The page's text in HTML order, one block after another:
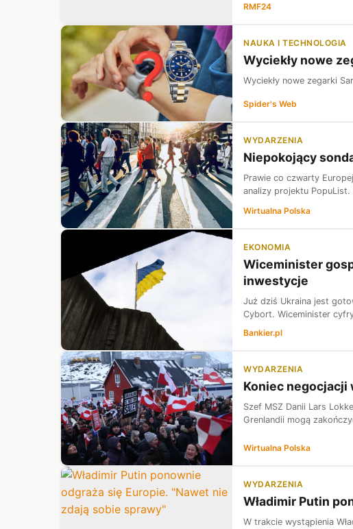
RMF24
NAUKA I TECHNOLOGIA
Wyciekły nowe
Wyciekły nowe zegarki
Spider's Web
WYDARZENIA
Niepokojący
Prawie co czwarty
analizy projektu
Wirtualna Polska
EKONOMIA
Wiceminister
inwestycje
Już dziś Ukraina jest
Cybort. Wiceminister
Bankier.pl
WYDARZENIA
Koniec negocjacji
Szef MSZ Danii Lars
Grenlandii mogą
Wirtualna Polska
WYDARZENIA
Władimir Putin
W trakcie wystąpienia